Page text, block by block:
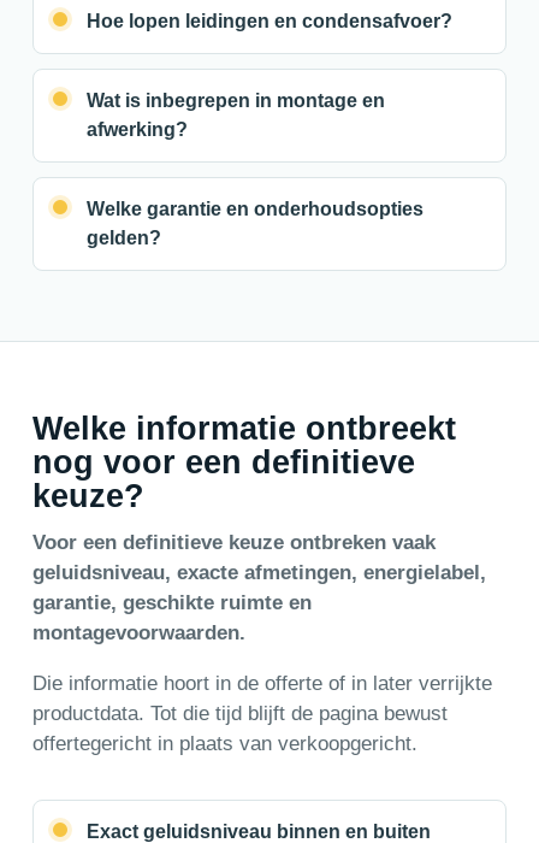
Hoe lopen leidingen en condensafvoer?
Wat is inbegrepen in montage en
afwerking?
Welke garantie en onderhoudsopties
gelden?
Welke informatie ontbreekt
nog voor een definitieve
keuze?
Voor een definitieve keuze ontbreken vaak
geluidsniveau, exacte afmetingen, energielabel,
garantie, geschikte ruimte en
montagevoorwaarden.
Die informatie hoort in de offerte of in later verrijkte
productdata. Tot die tijd blijft de pagina bewust
offertegericht in plaats van verkoopgericht.
Exact geluidsniveau binnen en buiten